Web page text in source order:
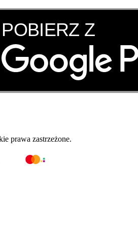
prawa zastrzeżone.